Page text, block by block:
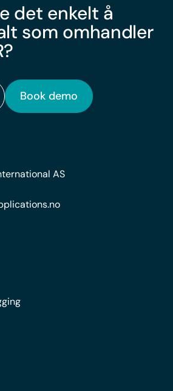
det enkelt å
som omhandler
Book demo
AS